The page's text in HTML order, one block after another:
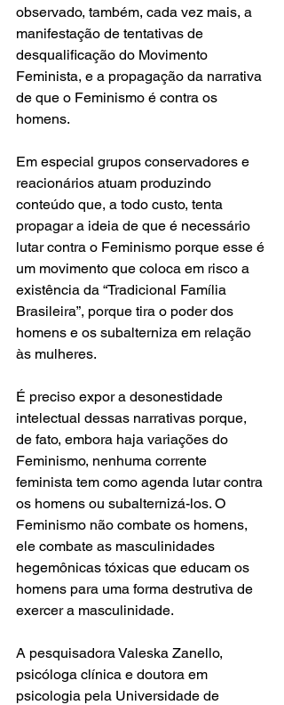
observado, também, cada vez mais, a
manifestação de tentativas de
desqualificação do Movimento
Feminista, e a propagação da narrativa
de que o Feminismo é contra os
homens.
Em especial grupos conservadores e
reacionários atuam produzindo
conteúdo que, a todo custo, tenta
propagar a ideia de que é necessário
lutar contra o Feminismo porque esse é
um movimento que coloca em risco a
existência da “Tradicional Família
Brasileira”, porque tira o poder dos
homens e os subalterniza em relação
às mulheres.
É preciso expor a desonestidade
intelectual dessas narrativas porque,
de fato, embora haja variações do
Feminismo, nenhuma corrente
feminista tem como agenda lutar contra
os homens ou subalternizá-los. O
Feminismo não combate os homens,
ele combate as masculinidades
hegemônicas tóxicas que educam os
homens para uma forma destrutiva de
exercer a masculinidade.
A pesquisadora Valeska Zanello,
psicóloga clínica e doutora em
psicologia pela Universidade de